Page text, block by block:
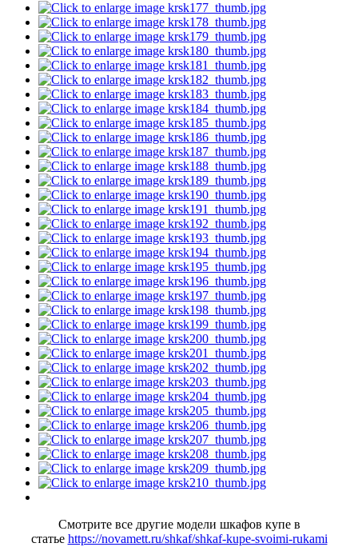
Смотрите все другие модели шкафов купе в
статье https://novamett.ru/shkaf/shkaf-kupe-svoimi-rukami